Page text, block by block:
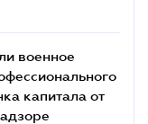
военное
капитала от